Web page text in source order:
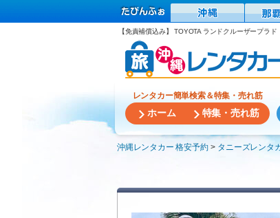
【免責補償込み】 TOYOTA ランドクルーザープラド
レンタカー簡単検索＆特集・売れ筋
ホーム 特集・売れ筋
沖縄レンタカー 格安予約 タニーズレンタ